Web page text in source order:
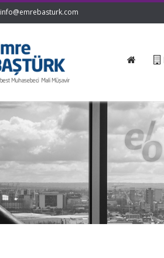
info@emrebasturk.com